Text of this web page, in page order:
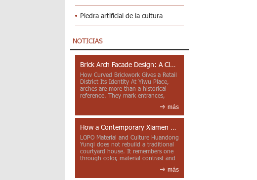
Piedra artificial de la cultura
NOTICIAS
Brick Arch Facade Design: A Closer Look at Yiwu Place
How Curved Brickwork Gives a Retail
District Its Identity At Yiwu Place,
arches are more than a historical
reference. They mark entrances,
más
How a Contemporary Xiamen Project Reframes Minnan Red Brick
LOPO Material and Culture Huandong
Yunqi does not rebuild a traditional
courtyard house. It remembers one
through color, material contrast and
más